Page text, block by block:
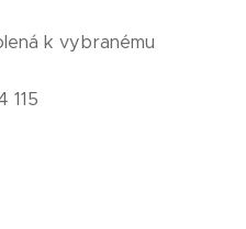
k vybranému
115